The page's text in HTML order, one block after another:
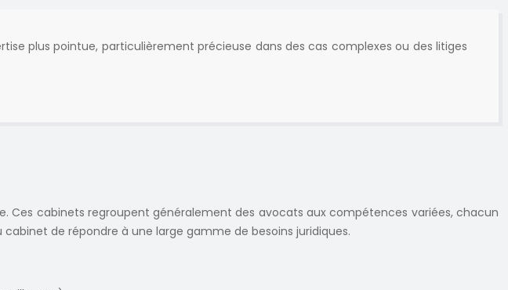
plus pointue, particulièrement précieuse dans des cas complexes ou des litiges
Ces cabinets regroupent généralement des avocats aux compétences variées, chacun
de répondre à une large gamme de besoins juridiques.